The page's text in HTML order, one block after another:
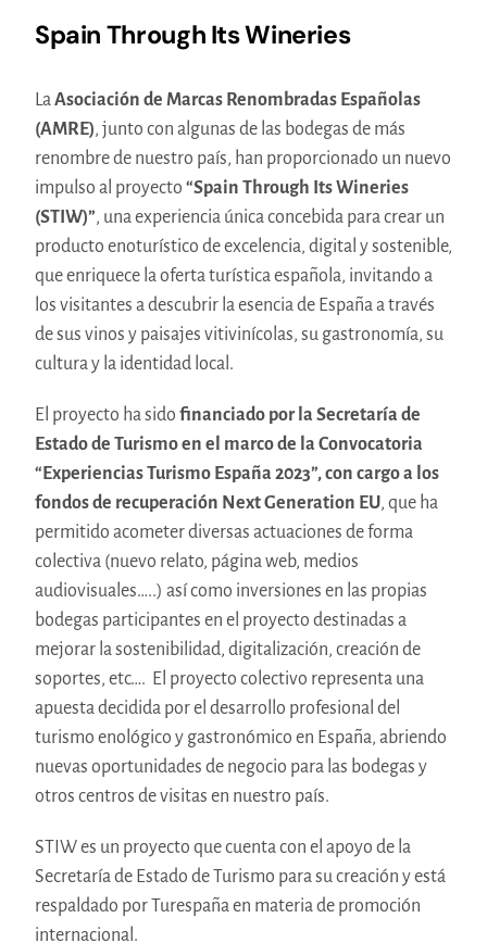
Spain Through Its Wineries
LaAsociación de Marcas Renombradas Españolas
(AMRE), junto con algunas de las bodegas de más
renombre de nuestro país, han proporcionado un nuevo
impulso al proyecto “Spain Through Its Wineries
(STIW)”, una experiencia única concebida para crear un
producto enoturístico de excelencia, digital y sostenible,
que enriquece la oferta turística española, invitando a
los visitantes a descubrir la esencia de España a través
de sus vinos y paisajes vitivinícolas, su gastronomía, su
cultura y la identidad local.
El proyecto ha sido financiado por la Secretaría de
Estado de Turismo en el marco de la Convocatoria
“Experiencias Turismo España 2023”, con cargo a los
fondos de recuperación Next Generation EU, que ha
permitido acometer diversas actuaciones de forma
colectiva (nuevo relato, página web, medios
audiovisuales…..) así como inversiones en las propias
bodegas participantes en el proyecto destinadas a
mejorar la sostenibilidad, digitalización, creación de
soportes, etc…. El proyecto colectivo representa una
apuesta decidida por el desarrollo profesional del
turismo enológico y gastronómico en España, abriendo
nuevas oportunidades de negocio para las bodegas y
otros centros de visitas en nuestro país.
STIW es un proyecto que cuenta con el apoyo de la
Secretaría de Estado de Turismo para su creación y está
respaldado por Turespaña en materia de promoción
internacional.